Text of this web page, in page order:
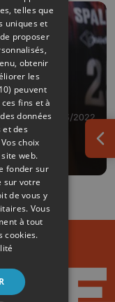
10/03/2022
en
!
telles que
uniques et
proposer
obtenir
les
peuvent
fins et à
données
des
choix
web.
fonder sur
sur votre
de vous y
. Vous
à tout
cookies.